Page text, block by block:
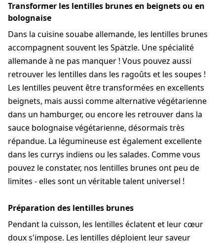
Transformer les lentilles brunes en beignets ou en
bolognaise
Dans la cuisine souabe allemande, les lentilles brunes
accompagnent souvent les Spätzle. Une spécialité
allemande à ne pas manquer ! Vous pouvez aussi
retrouver les lentilles dans les ragoûts et les soupes !
Les lentilles peuvent être transformées en excellents
beignets, mais aussi comme alternative végétarienne
dans un hamburger, ou encore les retrouver dans la
sauce bolognaise végétarienne, désormais très
répandue. La légumineuse est également excellente
dans les currys indiens ou les salades. Comme vous
pouvez le constater, nos lentilles brunes ont peu de
limites - elles sont un véritable talent universel !
Préparation des lentilles brunes
Pendant la cuisson, les lentilles éclatent et leur cœur
doux s'impose. Les lentilles déploient leur saveur